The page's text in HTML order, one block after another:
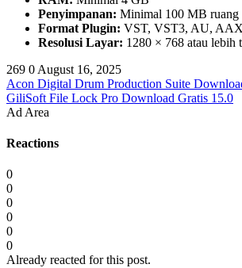
Penyimpanan: Minimal 100 MB ruang
Format Plugin: VST, VST3, AU, AAX
Resolusi Layar: 1280 × 768 atau lebih
269 0 August 16, 2025
Acon Digital Drum Production Suite
GiliSoft File Lock Pro Download Gratis 15.0
Ad Area
Reactions
0
0
0
0
0
0
Already reacted for this post.